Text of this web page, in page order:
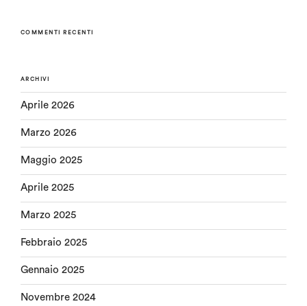
COMMENTI RECENTI
ARCHIVI
Aprile 2026
Marzo 2026
Maggio 2025
Aprile 2025
Marzo 2025
Febbraio 2025
Gennaio 2025
Novembre 2024